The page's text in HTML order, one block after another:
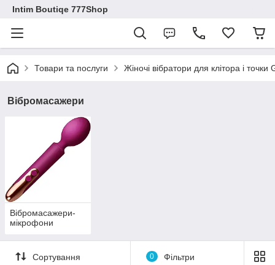
Intim Boutiqe 777Shop
Товари та послуги Жіночі вібратори для клітора і
Вібромасажери
Вібромасажери-
мікрофони
Сортування 0 Фільтри